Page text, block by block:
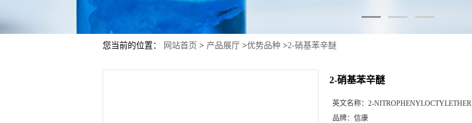
您当前的位置： 网站首页 > 产品展厅 >优势品种 >2-硝基苯辛醚
2-硝基苯辛醚
英文名称： 2-NITROPHENYLOCTYLETHER
品牌： 信康